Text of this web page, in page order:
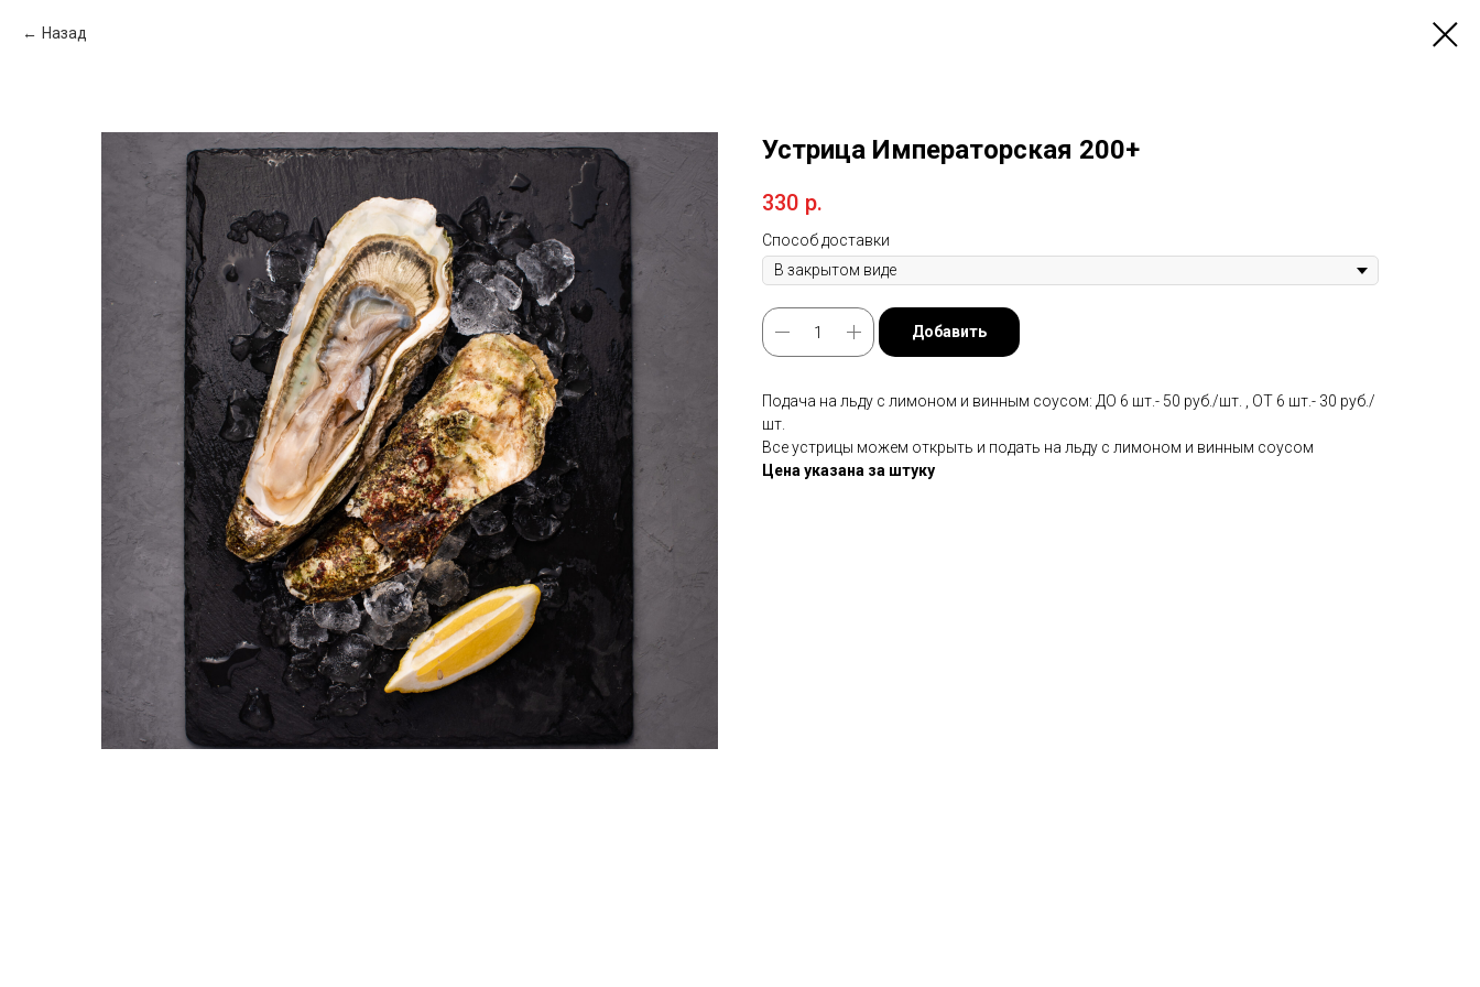
Назад
Устрица Императорская 200+
330 р.
Способ доставки
Добавить
Подача на льду с лимоном и винным соусом: ДО 6 шт.- 50 руб./шт. , ОТ 6 шт.- 30 руб./
шт.
Все устрицы можем открыть и подать на льду с лимоном и винным соусом
Цена указана за штуку